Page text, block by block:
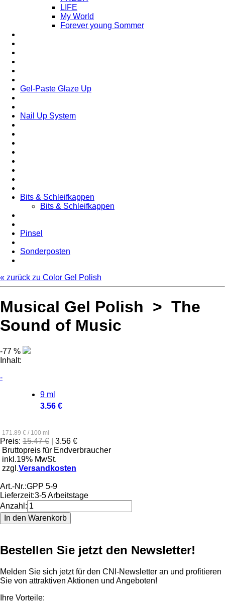
LIFE
My World
Forever young Sommer
Gel-Paste Glaze Up
Nail Up System
Bits & Schleifkappen
Bits & Schleifkappen
Pinsel
Sonderposten
« zurück zu Color Gel Polish
Musical Gel Polish > The
Sound of Music
-77 %
Inhalt:
-
9 ml
3.56 €
171.89 € / 100 ml
Preis: 15.47 €
3.56 €
Bruttopreis für Endverbraucher
inkl.19% MwSt.
zzgl.Versandkosten
Art.-Nr.:GPP 5-9
Lieferzeit:3-5 Arbeitstage
Anzahl:
Bestellen Sie jetzt den Newsletter!
Melden Sie sich jetzt für den CNI-Newsletter an und profitieren
Sie von attraktiven Aktionen und Angeboten!
Ihre Vorteile: